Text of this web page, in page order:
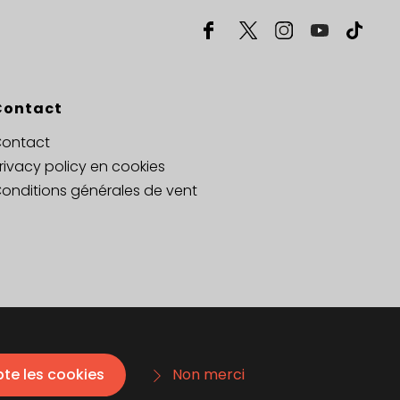
policy en cookies
générales de vent
les cookies Non merci